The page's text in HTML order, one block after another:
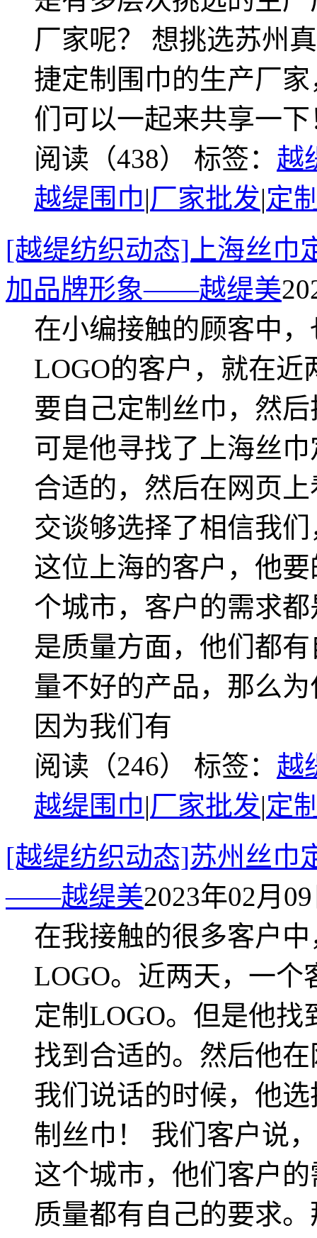
厂家呢？ 想挑选苏州
捷定制围巾的生产厂
们可以一起来共享一
阅读（438） 标签： 越
越缇围巾|厂家批发|定
[越缇纺织动态]上海丝巾
加品牌形象——越缇美
在小编接触的顾客中
LOGO的客户，就在
要自己定制丝巾，然
可是他寻找了上海丝
合适的，然后在网页
交谈够选择了相信我
这位上海的客户，他
个城市，客户的需求
是质量方面，他们都
量不好的产品，那么
因为我们有
阅读（246） 标签： 越
越缇围巾|厂家批发|定
[越缇纺织动态]苏州丝巾
——越缇美2023年02月
在我接触的很多客户
LOGO。近两天，一
定制LOGO。但是他
找到合适的。然后他
我们说话的时候，他
制丝巾！ 我们客户说
这个城市，他们客户
质量都有自己的要求